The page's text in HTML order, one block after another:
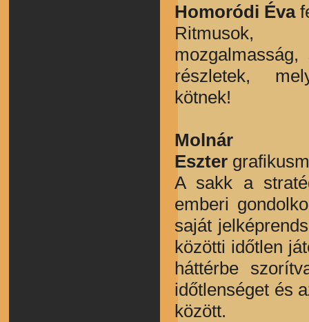
Homoródi Éva
Ritmusok,
részletek,
kötnek!
Eszter
A sakk a
emberi
saját
közötti időtlen
háttérbe
időtlenséget és
között.